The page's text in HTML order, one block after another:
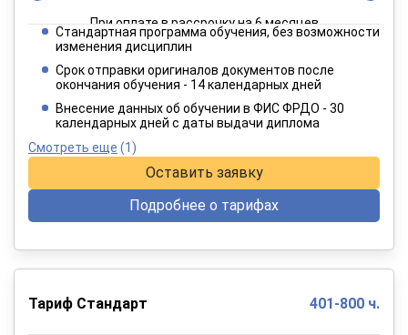
При оплате в рассрочку на 6 месяцев
2 749 руб.
При оплате в рассрочку на 12 месяцев
Стандартная программа обучения, без возможности
изменения дисциплин
Срок отправки оригиналов документов после
окончания обучения - 14 календарных дней
Внесение данных об обучении в ФИС ФРДО - 30
календарных дней с даты выдачи диплома
Смотреть еще (1)
Оставить заявку
Подробнее о тарифах
Тариф Стандарт 401-800 ч.